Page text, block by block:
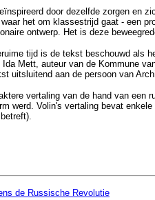
door dezelfde zorgen en
het om klassestrijd gaat - een
ontwerp. Het is deze
tijd is de tekst beschouwd als
Mett, auteur van de Kommune
uitsluitend aan de persoon van
vertaling van de hand van
werd. Volin's vertaling bevat
de Russische Revolutie